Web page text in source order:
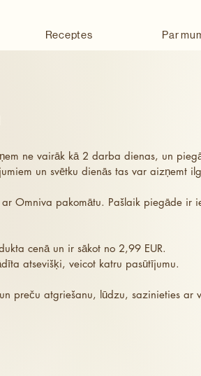
Receptes Par
ne vairāk kā 2 darba dienas, un
un svētku dienās tas var aizņemt
Omniva pakomātu. Pašlaik piegāde ir
cenā un ir sākot no 2,99 EUR.
atsevišķi, veicot katru pasūtījumu.
preču atgriešanu, lūdzu, sazinieties ar